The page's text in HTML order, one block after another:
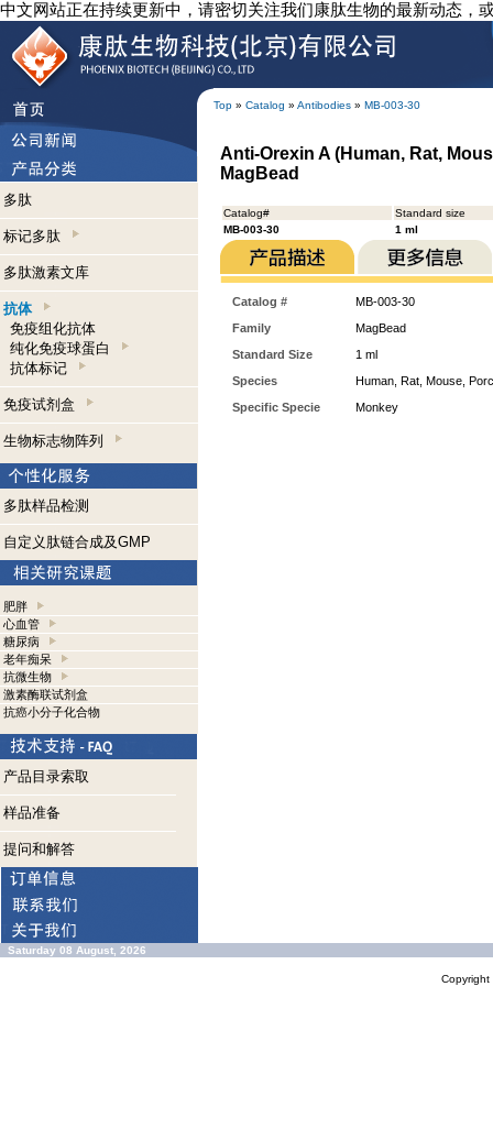
中文网站正在持续更新中，请密切关注我们康肽生物的最新动态，
Top » Catalog » Antibodies » MB-003-30
多肽
标记多肽
多肽激素文库
抗体
免疫组化抗体
纯化免疫球蛋白
抗体标记
免疫试剂盒
生物标志物阵列
多肽样品检测
自定义肽链合成及GMP
肥胖
心血管
糖尿病
老年痴呆
抗微生物
激素酶联试剂盒
抗癌小分子化合物
产品目录索取
样品准备
提问和解答
Anti-Orexin A (Human, Rat,
MagBead
Catalog#
Standard size
MB-003-30
1 ml
Catalog #
MB-003-30
Family
MagBead
Standard Size
1 ml
Species
Human, Rat, Mouse,
Specific Specie
Monkey
Saturday 08 August, 2026